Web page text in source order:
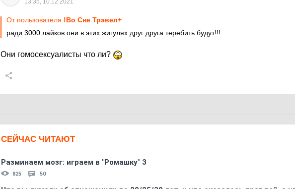
13:35, 10.12.2021
От пользователя !Во Сне Трэвел+
ради 3000 лайков они в этих жигулях друг друга теребить будут!!!
Они гомосексуалисты что ли?
СЕЙЧАС ЧИТАЮТ
Разминаем мозг: играем в "Ромашку" 3
825 50